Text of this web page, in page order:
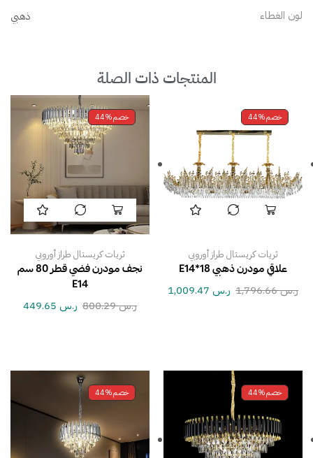
لون الغطاء ذهبي
المنتجات ذات الصلة
خصم44%
ثريات كريستال طراز أوروبي
علاقي مودرن ذهبي E14*18
ر.س1,796.66 ر.س
خصم44%
ثريات كريستال طراز أوروبي
نجف مودرن فضي قطر 80 سم
E14
ر.س800.29 ر.س
خصم44% خصم44%